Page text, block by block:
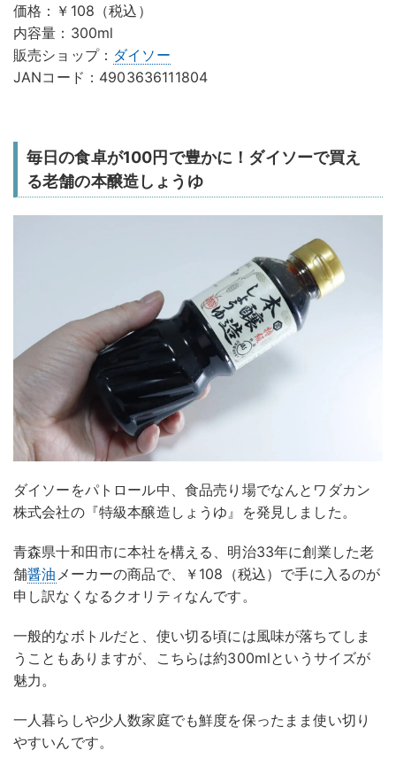
価格：￥108（税込）
内容量：300ml
販売ショップ： ダイソー
JANコード：4903636111804
毎日の食卓が100円で豊かに！ダイソーで買え
る老舗の本醸造しょうゆ
ダイソーをパトロール中、食品売り場でなんとワダカン
株式会社の『特級本醸造しょうゆ』を発見しました。
青森県十和田市に本社を構える、明治33年に創業した老
舗醤油 メーカーの商品で、￥108（税込）で手に入るのが
申し訳なくなるクオリティなんです。
一般的なボトルだと、使い切る頃には風味が落ちてしま
うこともありますが、こちらは約300mlというサイズが
魅力。
一人暮らしや少人数家庭でも鮮度を保ったまま使い切り
やすいんです。